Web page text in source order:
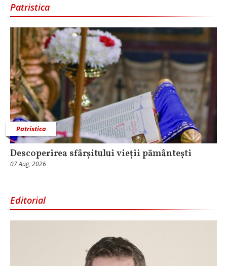
Patristica
Patristica
Descoperirea sfârșitului vieții pământești
07 Aug, 2026
Editorial